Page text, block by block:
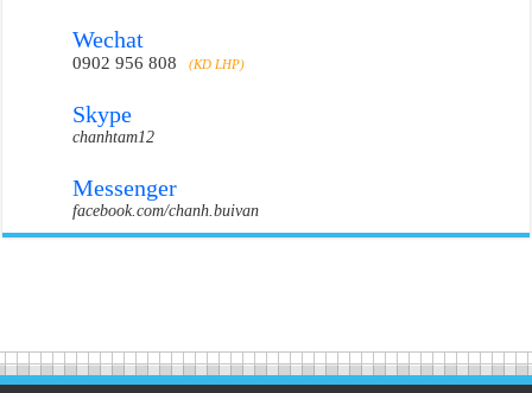
Wechat
0902 956 808 (KD LHP)
Skype
chanhtam12
Messenger
facebook.com/chanh.buivan